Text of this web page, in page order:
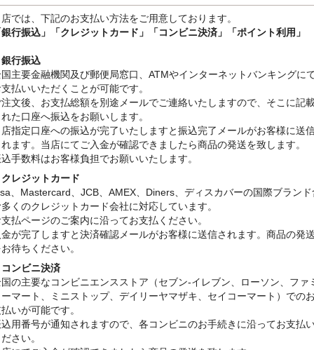
では、下記のお支払い方法をご用意しております。
行振込」
「クレジットカード」「コンビニ決済」「ポイント利用」
行振込
主要金融機関及び郵便局窓口、ATMやインターネットバンキングに
払いいただくことが可能です。
文後、お支払総額を別途メールでご連絡いたしますので、そこに記
た口座へ振込をお願いします。
指定口座への振込が完了いたしますと振込完了メールがお客様に送
ます。当店にてご入金が確認できましたら商品の発送を致します。
手数料はお客様負担でお願いいたします。
レジットカード
、Mastercard、JCB、AMEX、Diners、ディスカバーの国際ブランド
くのクレジットカード会社に対応しています。
払ページのご案内に沿ってお支払ください。
が完了しますと決済確認メールがお客様に送信されます。商品の発
待ちください。
ンビニ決済
の主要なコンビニエンスストア（セブン-イレブン、ローソン、ファ
マート、ミニストップ、デイリーヤマザキ、セイコーマート）での
いが可能です。
用番号が通知されますので、各コンビニのお手続きに沿ってお支払
さい。